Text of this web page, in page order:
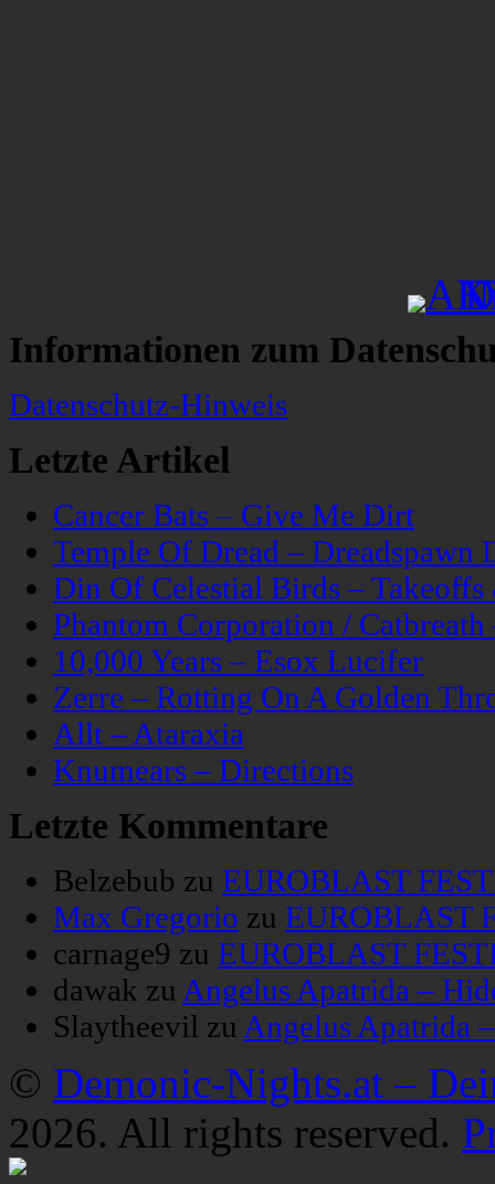
Informationen zum
Datenschutz-Hinweis
Letzte Artikel
Cancer Bats – Give Me Dirt
Temple Of Dread – Dreadspawn
Din Of Celestial Birds –
Phantom Corporation /
10,000 Years – Esox Lucifer
Zerre – Rotting On A Golden
Allt – Ataraxia
Knumears – Directions
Letzte Kommentare
Belzebub zu EUROBLAST
Max Gregorio zu EUROBLAST
carnage9 zu EUROBLAST
dawak zu Angelus Apatrida –
Slaytheevil zu Angelus Apatrida
© Demonic-Nights.at –
2026. All rights reserved.